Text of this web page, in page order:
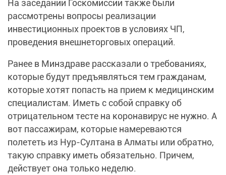
На заседании Госкомиссии также были
рассмотрены вопросы реализации
инвестиционных проектов в условиях ЧП,
проведения внешнеторговых операций.
Ранее в Минздраве рассказали о требованиях,
которые будут предъявляться тем гражданам,
которые хотят попасть на прием к медицинским
специалистам. Иметь с собой справку об
отрицательном тесте на коронавирус не нужно. А
вот пассажирам, которые намереваются
полететь из Нур-Султана в Алматы или обратно,
такую справку иметь обязательно. Причем,
действует она только неделю.